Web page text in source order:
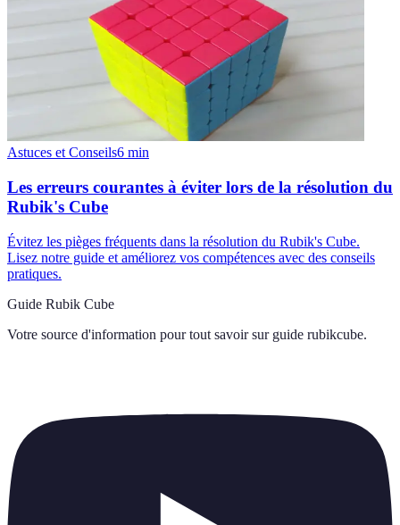
Astuces et Conseils6 min
Les erreurs courantes à éviter lors de la résolution du
Rubik's Cube
Évitez les pièges fréquents dans la résolution du Rubik's Cube.
Lisez notre guide et améliorez vos compétences avec des conseils
pratiques.
Guide Rubik Cube
Votre source d'information pour tout savoir sur guide rubikcube.